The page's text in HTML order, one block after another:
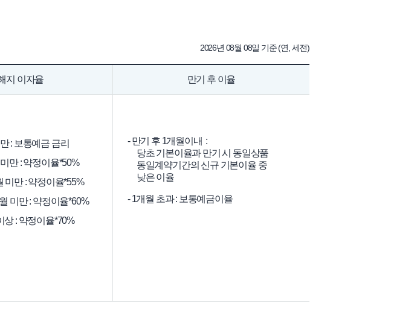
2026년 08월 08일 기준 (연, 세전)
지 이자율 만기 후 이율
: 보통예금 금리
만 : 약정이율*50%
미만 : 약정이율*55%
미만 : 약정이율*60%
상 : 약정이율*70%
- 만기 후 1개월이내 :
당초 기본이율과 만기 시 동일상품
동일계약기간의 신규 기본이율 중
낮은 이율
- 1개월 초과 : 보통예금이율